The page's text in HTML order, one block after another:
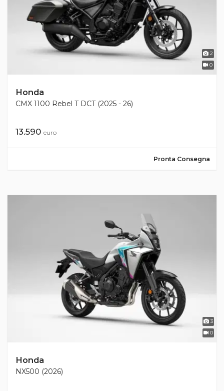
2
0
Honda
CMX 1100 Rebel T DCT (2025 - 26)
13.590 euro
Pronta Consegna
3
0
Honda
NX500 (2026)